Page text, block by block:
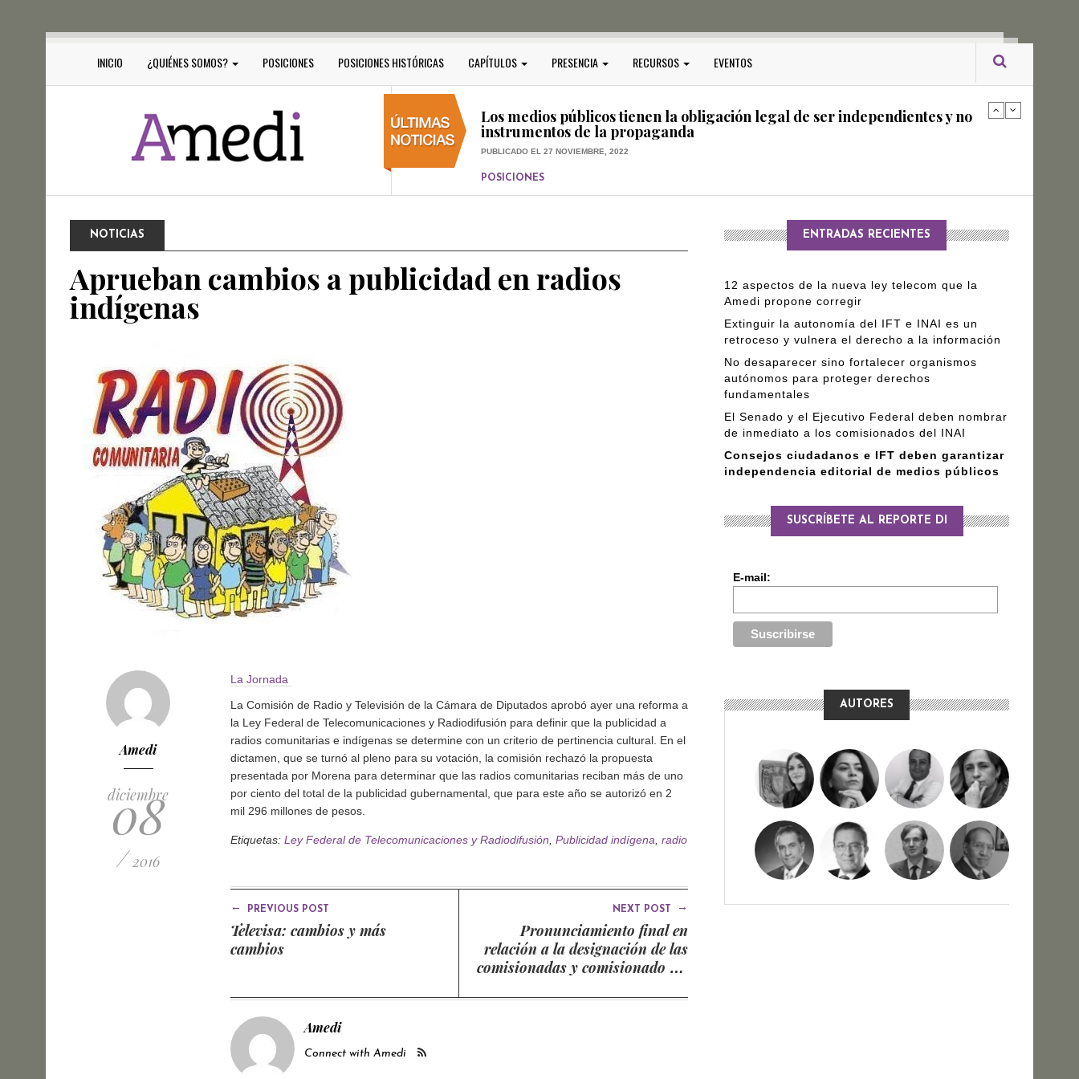
INICIO ¿QUIÉNES SOMOS? POSICIONES POSICIONES HISTÓRICAS CAPÍTULOS PRESENCIA RECURSOS EVENTOS
PUBLICADO EL 17 DICIEMBRE, 2022
Los medios públicos tienen la obligación legal de ser independientes y no
instrumentos de la propaganda
PUBLICADO EL 27 NOVIEMBRE, 2022
POSICIONES
Consejos ciudadanos e IFT deben garantizar independencia editorial de
NOTICIAS
Aprueban cambios a publicidad en radios
indígenas
Amedi
diciembre
08
/ 2016
La Jornada
La Comisión de Radio y Televisión de la Cámara de Diputados aprobó ayer una reforma a
la Ley Federal de Telecomunicaciones y Radiodifusión para definir que la publicidad a
radios comunitarias e indígenas se determine con un criterio de pertinencia cultural. En el
dictamen, que se turnó al pleno para su votación, la comisión rechazó la propuesta
presentada por Morena para determinar que las radios comunitarias reciban más de uno
por ciento del total de la publicidad gubernamental, que para este año se autorizó en 2
mil 296 millones de pesos.
Etiquetas: Ley Federal de Telecomunicaciones y Radiodifusión Publicidad indígena radio
← PREVIOUS POST
Televisa: cambios y más
cambios
NEXT POST →
Pronunciamiento final en
relación a la designación de las
comisionadas y comisionado del
Acceso a la Información y
Amedi
Connect with Amedi
ENTRADAS RECIENTES
12 aspectos de la nueva ley telecom que la
Amedi propone corregir
Extinguir la autonomía del IFT e INAI es un
retroceso y vulnera el derecho a la información
No desaparecer sino fortalecer organismos
autónomos para proteger derechos
fundamentales
El Senado y el Ejecutivo Federal deben nombrar
de inmediato a los comisionados del INAI
Consejos ciudadanos e IFT deben garantizar
independencia editorial de medios públicos
SUSCRÍBETE AL REPORTE DI
E-mail:
AUTORES